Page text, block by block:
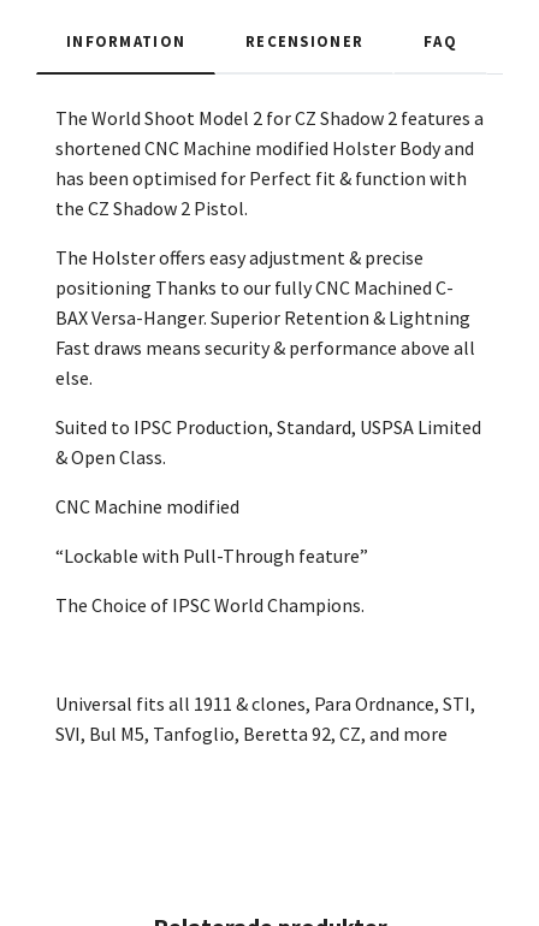
INFORMATION RECENSIONER FAQ
The World Shoot Model 2 for CZ Shadow 2 features a
shortened CNC Machine modified Holster Body and
has been optimised for Perfect fit & function with
the CZ Shadow 2 Pistol.
The Holster offers easy adjustment & precise
positioning Thanks to our fully CNC Machined C-
BAX Versa-Hanger. Superior Retention & Lightning
Fast draws means security & performance above all
else.
Suited to IPSC Production, Standard, USPSA Limited
& Open Class.
CNC Machine modified
“Lockable with Pull-Through feature”
The Choice of IPSC World Champions.
Universal fits all 1911 & clones, Para Ordnance, STI,
SVI, Bul M5, Tanfoglio, Beretta 92, CZ, and more